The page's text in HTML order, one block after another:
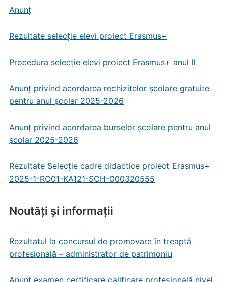
Anunț
Rezultate selecție elevi proiect Erasmus+
Procedura selecție elevi proiect Erasmus+ anul II
Anunț privind acordarea rechizitelor școlare gratuite
pentru anul școlar 2025-2026
Anunț privind acordarea burselor școlare pentru anul
școlar 2025-2026
Rezultate Selecție cadre didactice proiect Erasmus+
2025-1-RO01-KA121-SCH-000320555
Noutăți și informații
Rezultatul la concursul de promovare în treaptă
profesională – administrator de patrimoniu